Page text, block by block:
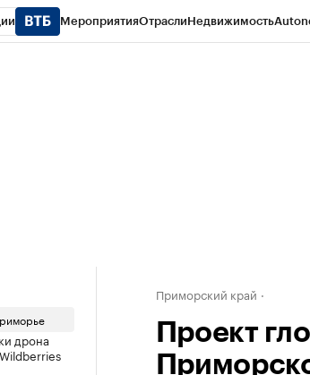
МероприятияОтраслиНедвижимость
дрона
Приморский край
Проект